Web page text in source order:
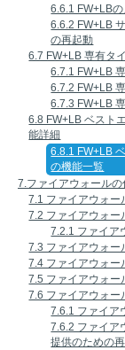
6.6.1 FW+LB
6.6.2 FW+LB
の再起動
6.7 FW+LB 専有タ
6.7.1 FW+LB
6.7.2 FW+LB
6.7.3 FW+LB
6.8 FW+LB ベスト
能詳細
6.8.1 FW+LB
の機能一覧
7.ファイアウォールの
7.1 ファイアウォー
7.2 ファイアウォー
7.2.1 ファイア
7.3 ファイアウォー
7.4 ファイアウォー
7.5 ファイアウォー
7.6 ファイアウォー
7.6.1 ファイア
7.6.2 ファイア
提供のための